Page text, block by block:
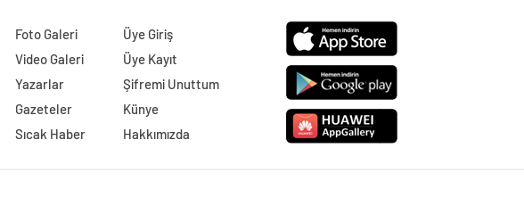
Foto Galeri
Video Galeri
Yazarlar
Gazeteler
Sıcak Haber
Üye Giriş
Üye Kayıt
Şifremi Unuttum
Künye
Hakkımızda